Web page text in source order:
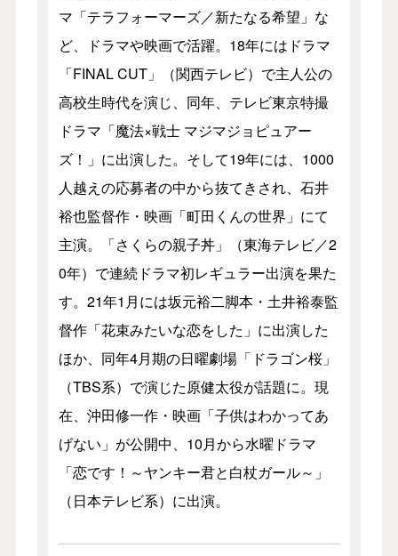
マ「テラフォーマーズ／新たなる希望」な
ど、ドラマや映画で活躍。18年にはドラマ
「FINAL CUT」（関西テレビ）で主人公の
高校生時代を演じ、同年、テレビ東京特撮
ドラマ「魔法×戦士 マジマジョピュアー
ズ！」に出演した。そして19年には、1000
人越えの応募者の中から抜てきされ、石井
裕也監督作・映画「町田くんの世界」にて
主演。「さくらの親子丼」（東海テレビ／2
0年）で連続ドラマ初レギュラー出演を果た
す。21年1月には坂元裕二脚本・土井裕泰監
督作「花束みたいな恋をした」に出演した
ほか、同年4月期の日曜劇場「ドラゴン桜」
（TBS系）で演じた原健太役が話題に。現
在、沖田修一作・映画「子供はわかってあ
げない」が公開中、10月から水曜ドラマ
「恋です！～ヤンキー君と白杖ガール～」
（日本テレビ系）に出演。